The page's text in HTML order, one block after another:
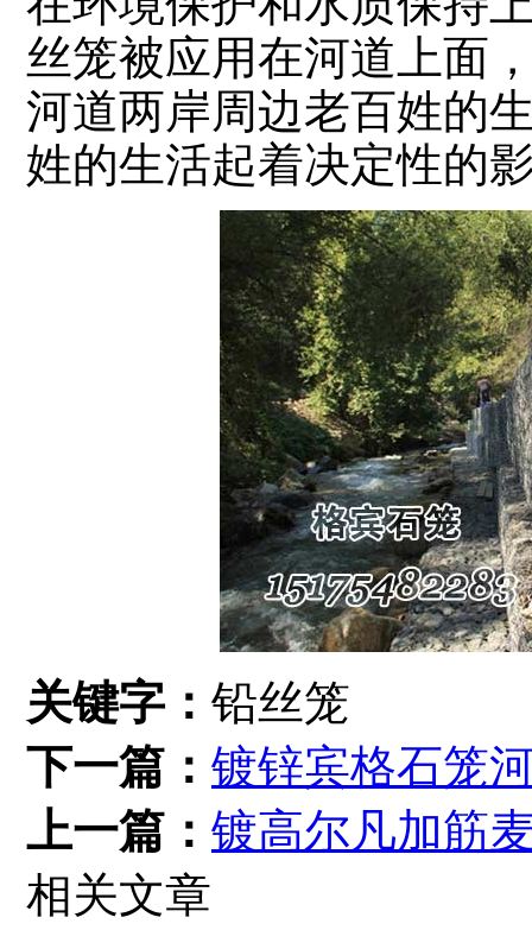
丝笼被应用在河道上面
河道两岸周边老百姓的
姓的生活起着决定性的
关键字： 铅丝笼
下一篇： 镀锌宾格石笼
上一篇： 镀高尔凡加筋
相关文章